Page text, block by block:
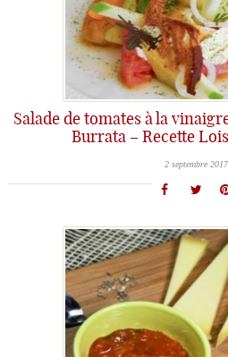
Salade de tomates à la
Burrata – Recette
2 septembre 2017